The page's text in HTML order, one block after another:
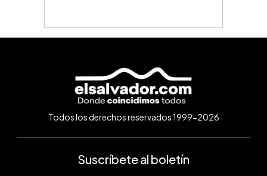
Todos los derechos reservados 1999-2026
Suscríbete al boletín